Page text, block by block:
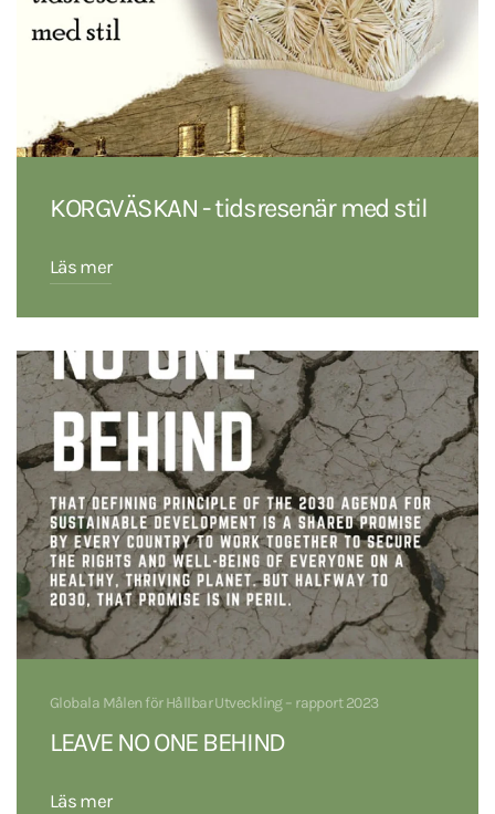
KORGVÄSKAN - tidsresenär med stil
Läs mer
Globala Målen för Hållbar Utveckling – rapport 2023
LEAVE NO ONE BEHIND
Läs mer